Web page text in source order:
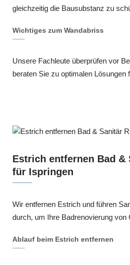
gleichzeitig die Bausubstanz zu
Wichtiges zum Wandabriss
Unsere Fachleute überprüfen vor
beraten Sie zu optimalen Lösungen
Estrich entfernen Bad &
für Ispringen
Wir entfernen Estrich und führen
durch, um Ihre Badrenovierung von
Ablauf beim Estrich entfernen